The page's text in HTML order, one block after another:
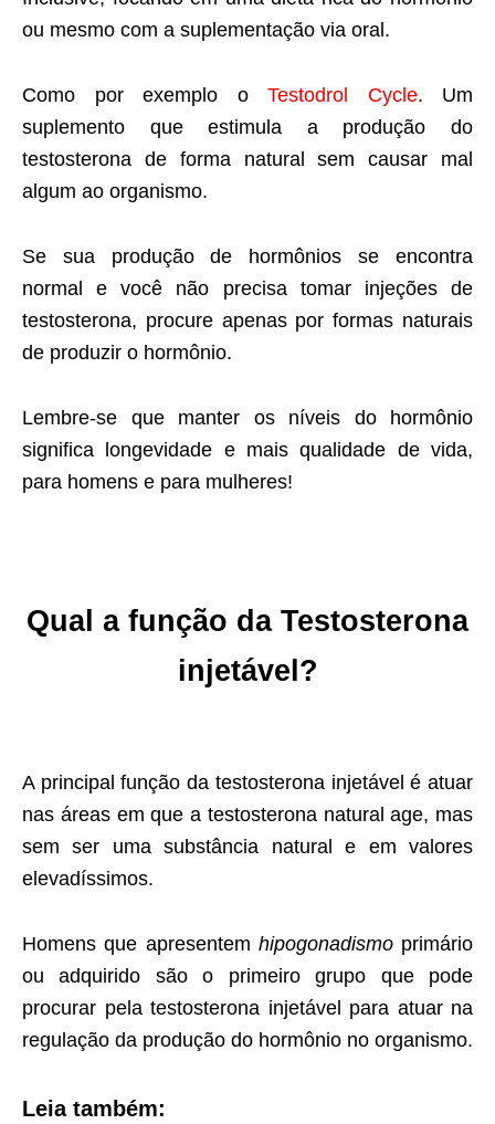
ou mesmo com a suplementação via oral.
Como por exemplo o Testodrol Cycle. Um
suplemento que estimula a produção do
testosterona de forma natural sem causar mal
algum ao organismo.
Se sua produção de hormônios se encontra
normal e você não precisa tomar injeções de
testosterona, procure apenas por formas naturais
de produzir o hormônio.
Lembre-se que manter os níveis do hormônio
significa longevidade e mais qualidade de vida,
para homens e para mulheres!
Qual a função da Testosterona
injetável?
A principal função da testosterona injetável é atuar
nas áreas em que a testosterona natural age, mas
sem ser uma substância natural e em valores
elevadíssimos.
Homens que apresentem hipogonadismoprimário
ou adquirido são o primeiro grupo que pode
procurar pela testosterona injetável para atuar na
regulação da produção do hormônio no organismo.
Leia também: